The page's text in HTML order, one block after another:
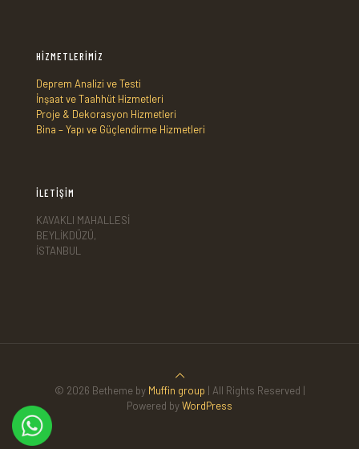
HİZMETLERİMİZ
Deprem Analizi ve Testi
İnşaat ve Taahhüt Hizmetleri
Proje & Dekorasyon Hizmetleri
Bina – Yapı ve Güçlendirme Hizmetleri
İLETİŞİM
KAVAKLI MAHALLESİ
BEYLİKDÜZÜ,
İSTANBUL
© 2026 Betheme by Muffin group | All Rights Reserved |
Powered byWordPress